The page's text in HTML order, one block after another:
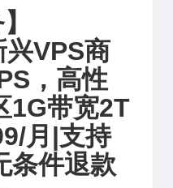
VPS商
，高性
1G带宽2T
月|支持
条件退款